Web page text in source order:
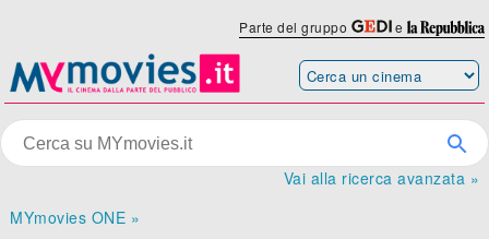
Parte del gruppo e
Vai alla ricerca avanzata »
MYmovies ONE »